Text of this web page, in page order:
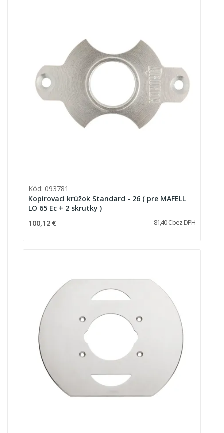
Kód: 093781
Kopírovací krúžok Standard - 26 ( pre MAFELL
LO 65 Ec + 2 skrutky )
100,12 € 81,40 € bez DPH